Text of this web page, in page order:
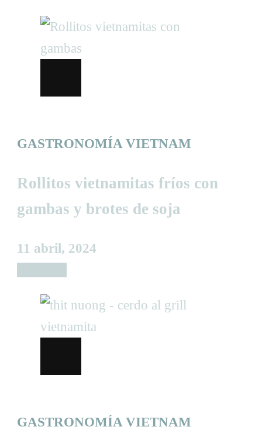
GASTRONOMÍA VIETNAM
Rollitos vietnamitas fríos con
gambas y brotes de soja
11 abril, 2024
GASTRONOMÍA VIETNAM